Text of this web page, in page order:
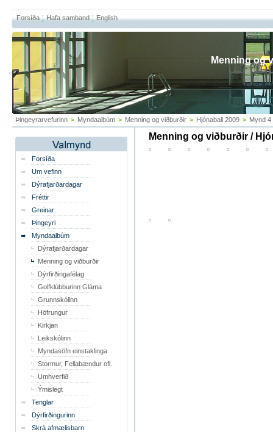
Forsíða Hafa samband English
Þingeyrarvefurinn > Myndaalbúm > Menning og viðburðir > Hjónaball 2009 > Mynd 4
Forsíða
Um vefinn
Dýrafjarðardagar
Fréttir
Greinar
Þingeyri
Myndaalbúm
Dýrafjarðardagar
Menning og viðburðir
Dýrfirðingafélag
Golfklúbburinn Gláma
Grunnskólinn
Höfrungur
Kirkjan
Leikskólinn
Myndasöfn einstaklinga
Stormur, Fellabændur ofl.
Umhverfið
Ýmislegt
Tenglar
Dýrfirðingurinn
Skrá afmælisbarn
Menning og viðburðir /
Menning og